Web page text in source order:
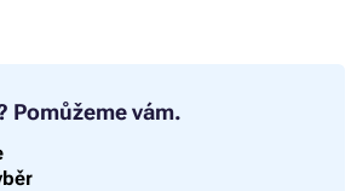
Pomůžeme vám.